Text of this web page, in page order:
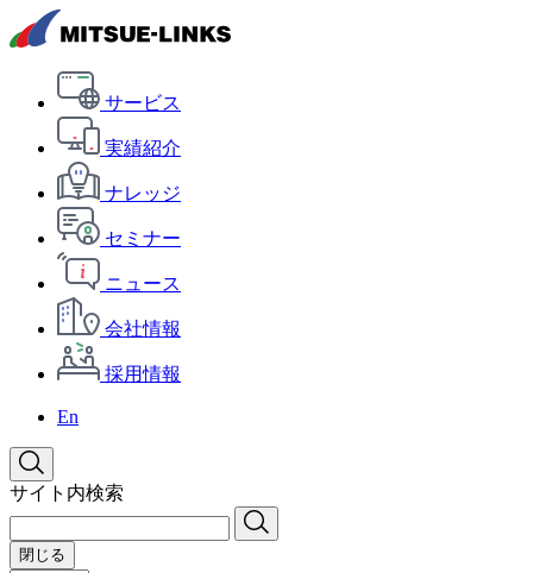
サービス
実績紹介
ナレッジ
セミナー
ニュース
会社情報
採用情報
En
サイト内検索
閉じる